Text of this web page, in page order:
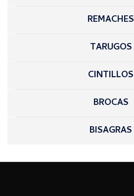
REMACHES
TARUGOS
CINTILLOS
BROCAS
BISAGRAS